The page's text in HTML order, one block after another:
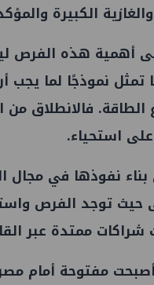
الكبيرة
أهمية هذه الفرص
تمثل نموذجًا لما
فالانطلاق من
استحياء.
نفوذها في مجال
حيث توجد الفرص
ممتدة عبر
أصبحت مفتوحة أمام